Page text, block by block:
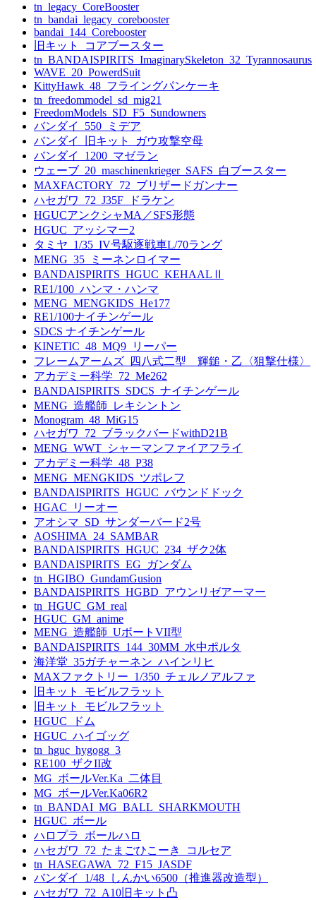
tn_legacy_CoreBooster
tn_bandai_legacy_corebooster
bandai_144_Corebooster
旧キット_コアブースター
tn_BANDAISPIRITS_ImaginarySkeleton_32_Tyrannosaurus
WAVE_20_PowerdSuit
KittyHawk_48_フライングパンケーキ
tn_freedommodel_sd_mig21
FreedomModels_SD_F5_Sundowners
バンダイ_550_ミデア
バンダイ_旧キット_ガウ攻撃空母
バンダイ_1200_マゼラン
ウェーブ_20_maschinenkrieger_SAFS_白ブースター
MAXFACTORY_72_ブリザードガンナー
ハセガワ_72_J35F_ドラケン
HGUCアンクシャMA／SFS形態
HGUC_アッシマー2
タミヤ_1/35_IV号駆逐戦車L/70ラング
MENG_35_ミーネンロイマー
BANDAISPIRITS_HGUC_KEHAALⅡ
RE1/100_ハンマ・ハンマ
MENG_MENGKIDS_He177
RE1/100ナイチンゲール
SDCS ナイチンゲール
KINETIC_48_MQ9_リーパー
フレームアームズ_四八式二型 輝鎚・乙〈狙撃仕様〉
アカデミー科学_72_Me262
BANDAISPIRITS_SDCS_ナイチンゲール
MENG_造艦師_レキシントン
Monogram_48_MiG15
ハセガワ_72_ブラックバードwithD21B
MENG_WWT_シャーマンファイアフライ
アカデミー科学_48_P38
MENG_MENGKIDS_ツポレフ
BANDAISPIRITS_HGUC_バウンドドック
HGAC_リーオー
アオシマ_SD_サンダーバード2号
AOSHIMA_24_SAMBAR
BANDAISPIRITS_HGUC_234_ザク2体
BANDAISPIRITS_EG_ガンダム
tn_HGIBO_GundamGusion
BANDAISPIRITS_HGBD_アウンリゼアーマー
tn_HGUC_GM_real
HGUC_GM_anime
MENG_造艦師_UボートVII型
BANDAISPIRITS_144_30MM_水中ポルタ
海洋堂_35ガチャーネン_ハインリヒ
MAXファクトリー_1/350_チェルノアルファ
旧キット_モビルフラット
旧キット_モビルフラット
HGUC_ドム
HGUC_ハイゴッグ
tn_hguc_hygogg_3
RE100_ザクII改
MG_ボールVer.Ka_二体目
MG_ボールVer.Ka06R2
tn_BANDAI_MG_BALL_SHARKMOUTH
HGUC_ボール
ハロプラ_ボールハロ
ハセガワ_72_たまごひこーき_コルセア
tn_HASEGAWA_72_F15_JASDF
バンダイ_1/48_しんかい6500（推進器改造型）
ハセガワ_72_A10旧キット凸